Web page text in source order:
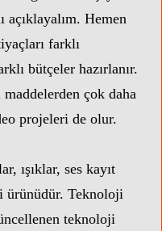
açıklayalım. Hemen
farklı
bütçeler hazırlanır.
çok daha
projeleri de olur.
ışıklar, ses kayıt
ürünüdür. Teknoloji
teknoloji